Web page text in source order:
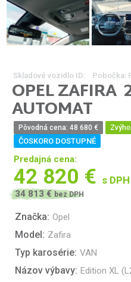
Skladové vozidlo ID: Pobočka:
OPELZAFIRA
AUTOMAT
Pôvodná cena: 48 680 €
ČOSKORO DOSTUPNÉ
Predajná cena:
42 820 € s DPH
34 813 €bez DPH
Značka: Opel
Model: Zafira
Typ karosérie: VAN
Názov výbavy: Edition XL